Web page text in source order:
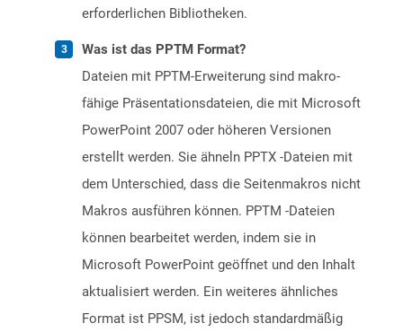
erforderlichen Bibliotheken.
Was ist das PPTM Format?
Dateien mit PPTM-Erweiterung sind makro-
fähige Präsentationsdateien, die mit Microsoft
PowerPoint 2007 oder höheren Versionen
erstellt werden. Sie ähneln PPTX -Dateien mit
dem Unterschied, dass die Seitenmakros nicht
Makros ausführen können. PPTM -Dateien
können bearbeitet werden, indem sie in
Microsoft PowerPoint geöffnet und den Inhalt
aktualisiert werden. Ein weiteres ähnliches
Format ist PPSM, ist jedoch standardmäßig